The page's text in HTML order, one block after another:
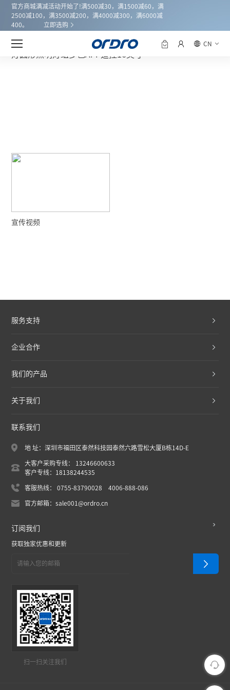
官方商城满减活动开始了!满500减30，满1500减60，满
2500减100，满3500减200，满4000减300，满6000减
400。
立即选购
CN
首页
欧达SL160美颜灯摄像机直播补光
宣传视频
服务支持
企业合作
我们的产品
关于我们
联系我们
地 址：深圳市福田区泰然科技园泰然六路雪松大厦B栋14D-E
大客户采购专线： 13246600633
客户专线：18138244535
客服热线： 0755-83790028 4006-888-086
官方邮箱：sale001@ordro.cn
订阅我们
获取独家优惠和更新
扫一扫关注我们